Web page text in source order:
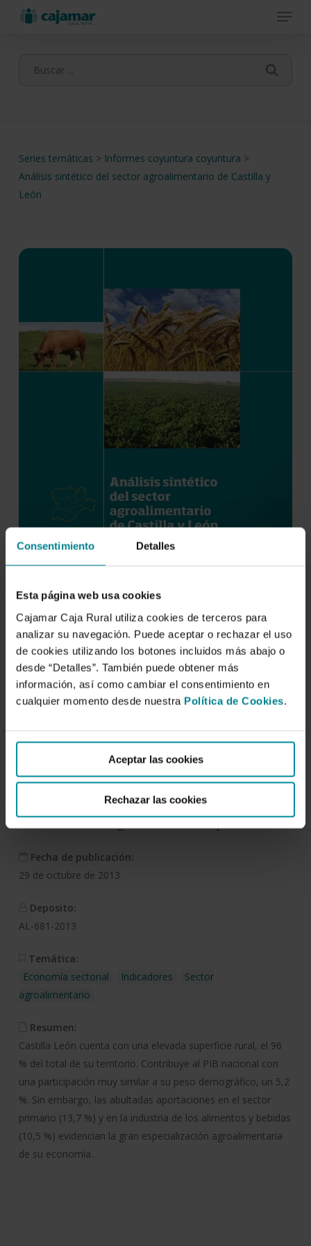
Consentimiento Detalles
Esta página web usa cookies
Cajamar Caja Rural utiliza cookies de terceros para
analizar su navegación. Puede aceptar o rechazar el uso
de cookies utilizando los botones incluidos más abajo o
desde “Detalles”. También puede obtener más
información, así como cambiar el consentimiento en
cualquier momento desde nuestra Política de Cookies.
Aceptar las cookies
Rechazar las cookies
Menu
Series temáticas > Informes coyuntura coyuntura >
Análisis sintético del sector agroalimentario de Castilla y
León
Descargar
agroalimentario de Castilla
y León
Fecha de publicación:
29 de octubre de 2013
Deposito:
AL-681-2013
Temática:
Economía sectorial
Indicadores
Sector
agroalimentario
Resumen:
Castilla León cuenta con una elevada superficie rural, el 96
% del total de su territorio. Contribuye al PIB nacional con
una participación muy similar a su peso demográfico, un 5,2
%. Sin embargo, las abultadas aportaciones en el sector
primario (13,7 %) y en la industria de los alimentos y bebidas
(10,5 %) evidencian la gran especialización agroalimentaria
de su economía...